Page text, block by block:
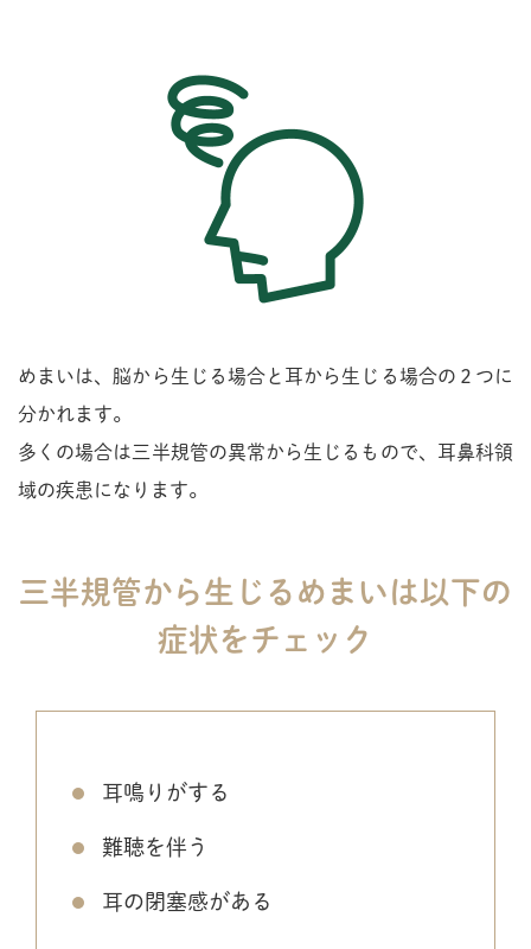
めまいは、脳から生じる場合と耳から生じる場合の２つに
分かれます。
多くの場合は三半規管の異常から生じるもので、耳鼻科領
域の疾患になります。
三半規管から生じるめまいは以下の
症状をチェック
耳鳴りがする
難聴を伴う
耳の閉塞感がある